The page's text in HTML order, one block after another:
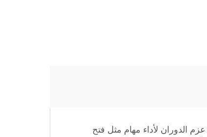
عزم الدوران لأداء مهام مثل فتح